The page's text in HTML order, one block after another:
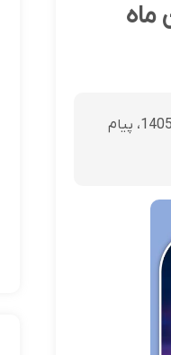
۲۶ فروردین ماه
فرشتگان همیشه در کنار ما هستند و پیام‌های مثبتی برای ما دارند. در فال فرشتگان چهارشنبه 26 فروردین ماه 1405، پیام